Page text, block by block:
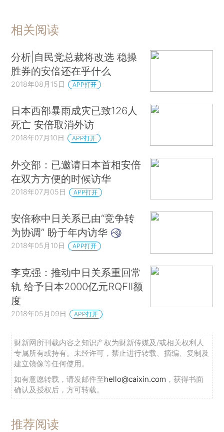
相关阅读
分析|自民党总裁将改选 稳操
胜券的安倍还在乎什么
2018年08月15日 APP打开
日本西部暴雨成灾已致126人
死亡 安倍取消外访
2018年07月10日 APP打开
外交部：已邀请日本首相安倍
在双方方便的时候访华
2018年07月05日 APP打开
安倍称中日关系已由“竞争转
为协调” 盼于年内访华
2018年05月10日 APP打开
李克强：推动中日关系重回常
轨 给予日本2000亿元RQFII额
度
2018年05月09日 APP打开
财新网所刊载内容之知识产权为财新传媒及/或相关权利人
专属所有或持有。未经许可，禁止进行转载、摘编、复制及
建立镜像等任何使用。
如有意愿转载，请发邮件至hello@caixin.com ，获得书面
确认及授权后，方可转载。
推荐阅读